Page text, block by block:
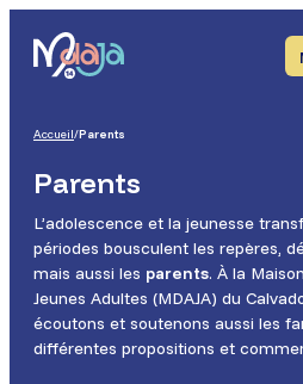
menu
contenu
pied
Accueil/Parents
Parents
L’adolescence et la jeunesse
périodes bousculent les repères,
mais aussi les parents. À la
Jeunes Adultes (MDAJA) du
écoutons et soutenons aussi les
différentes propositions et